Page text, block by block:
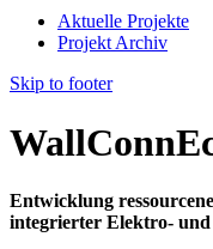
Aktuelle Projekte
Projekt Archiv
Skip to footer
Entwicklung
integrierter Elektro- und